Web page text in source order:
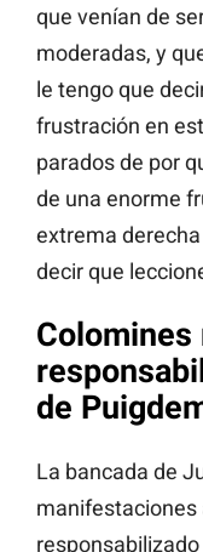
que venían de
moderadas, y
le tengo que
frustración en
parados de por
de una enorme
extrema
decir que
Colomines
de
La bancada de
manifestaciones